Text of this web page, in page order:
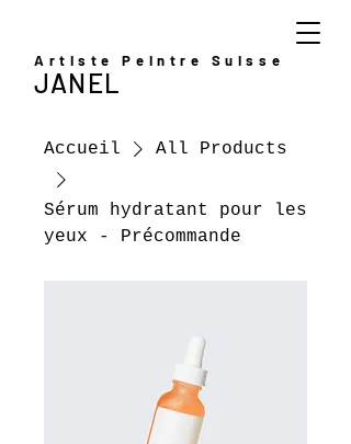
JANEL
Artiste Peintre Suisse
Accueil All Products
Sérum hydratant pour les
yeux - Précommande